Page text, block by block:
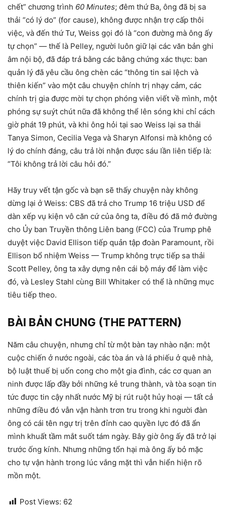
chết” chương trình 60 Minutes; đêm thứ Ba, ông đã bị sa
thải “có lý do” (for cause), không được nhận trợ cấp thôi
việc, và đến thứ Tư, Weiss gọi đó là “con đường mà ông ấy
tự chọn” — thế là Pelley, người luôn giữ lại các văn bản ghi
âm nội bộ, đã đáp trả bằng các bằng chứng xác thực: ban
quản lý đã yêu cầu ông chèn các “thông tin sai lệch và
thiên kiến” vào một câu chuyện chính trị nhạy cảm, các
chính trị gia được mời tự chọn phóng viên viết về mình, một
phóng sự suýt chút nữa đã không thể lên sóng khi chỉ cách
giờ phát 19 phút, và khi ông hỏi tại sao Weiss lại sa thải
Tanya Simon, Cecilia Vega và Sharyn Alfonsi mà không có
lý do chính đáng, câu trả lời nhận được sáu lần liên tiếp là:
“Tôi không trả lời câu hỏi đó.”
Hãy truy vết tận gốc và bạn sẽ thấy chuyện này không
dừng lại ở Weiss: CBS đã trả cho Trump 16 triệu USD để
dàn xếp vụ kiện vô căn cứ của ông ta, điều đó đã mở đường
cho Ủy ban Truyền thông Liên bang (FCC) của Trump phê
duyệt việc David Ellison tiếp quản tập đoàn Paramount, rồi
Ellison bổ nhiệm Weiss — Trump không trực tiếp sa thải
Scott Pelley, ông ta xây dựng nên cái bộ máy để làm việc
đó, và Lesley Stahl cùng Bill Whitaker có thể là những mục
tiêu tiếp theo.
BÀI BẢN CHUNG (THE PATTERN)
Năm câu chuyện, nhưng chỉ từ một bàn tay nhào nặn: một
cuộc chiến ở nước ngoài, các tòa án và lá phiếu ở quê nhà,
bộ luật thuế bị uốn cong cho một gia đình, các cơ quan an
ninh được lấp đầy bởi những kẻ trung thành, và tòa soạn tin
tức được tin cậy nhất nước Mỹ bị rút ruột hủy hoại — tất cả
những điều đó vẫn vận hành trơn tru trong khi người đàn
ông có cái tên ngự trị trên đỉnh cao quyền lực đó đã ẩn
mình khuất tầm mắt suốt tám ngày. Bây giờ ông ấy đã trở lại
trước ống kính. Nhưng những tổn hại mà ông ấy bỏ mặc
cho tự vận hành trong lúc vắng mặt thì vẫn hiển hiện rõ
mồn một.
Post Views: 62